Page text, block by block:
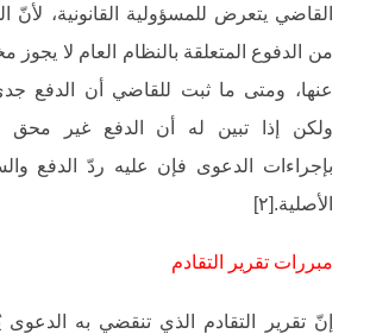
القاضي يتعرض للمسؤولية القانونية، لأنّ
من الدفوع المتعلقة بالنظام العام لا يجوز
عنها، ومتى ما ثبت للقاضي أن الدفع
ولكن إذا تبين له أن الدفع غير محق
بإجراءات الدعوى فإن عليه ردّ الدفع
الأصلية.[٢]
مبررات تقرير التقادم
إنّ تقرير التقادم الذي تنقضي به